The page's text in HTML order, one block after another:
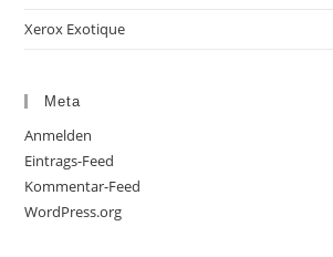
Xerox Exotique
Meta
Anmelden
Eintrags-Feed
Kommentar-Feed
WordPress.org